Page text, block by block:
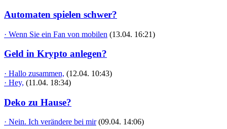
Automaten spielen schwer?
· Wenn Sie ein Fan von mobilen (13.04. 16:21)
Geld in Krypto anlegen?
· Hallo zusammen, (12.04. 10:43)
· Hey, (11.04. 18:34)
Deko zu Hause?
· Nein. Ich verändere bei mir (09.04. 14:06)